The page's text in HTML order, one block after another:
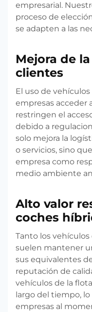
empresarial.
proceso de
se adapten a las
Mejora de
clientes
El uso de
empresas acceder
restringen el
debido a
solo mejora la
o servicios, sino
empresa como
medio ambiente
Alto valor
coches
Tanto los
suelen mantener
sus equivalentes
reputación de
vehículos de la
largo del tiempo, lo
empresas al